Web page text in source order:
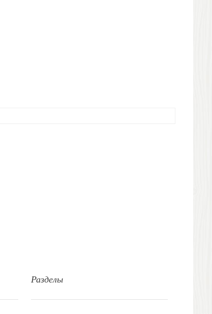
Разделы